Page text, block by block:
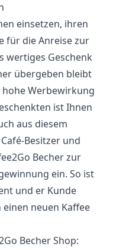
einsetzen, ihren
für die Anreise zur
wertiges Geschenk
übergeben bleibt
hohe Werbewirkung
ist Ihnen
aus diesem
Besitzer und
Becher zur
ein. So ist
und er Kunde
neuen Kaffee
Becher Shop: